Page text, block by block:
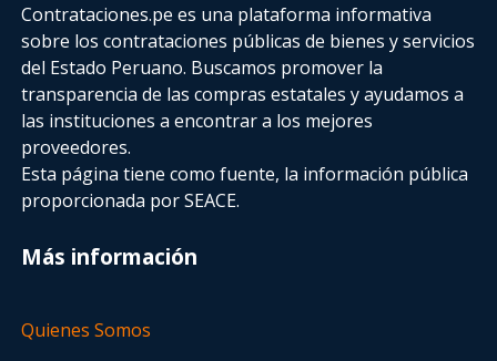
Contrataciones.pe es una plataforma informativa
sobre los contrataciones públicas de bienes y servicios
del Estado Peruano. Buscamos promover la
transparencia de las compras estatalesy ayudamos a
las instituciones a encontrar a los mejores
proveedores.
Esta página tiene como fuente, la información pública
proporcionada por SEACE.
Más información
Quienes Somos